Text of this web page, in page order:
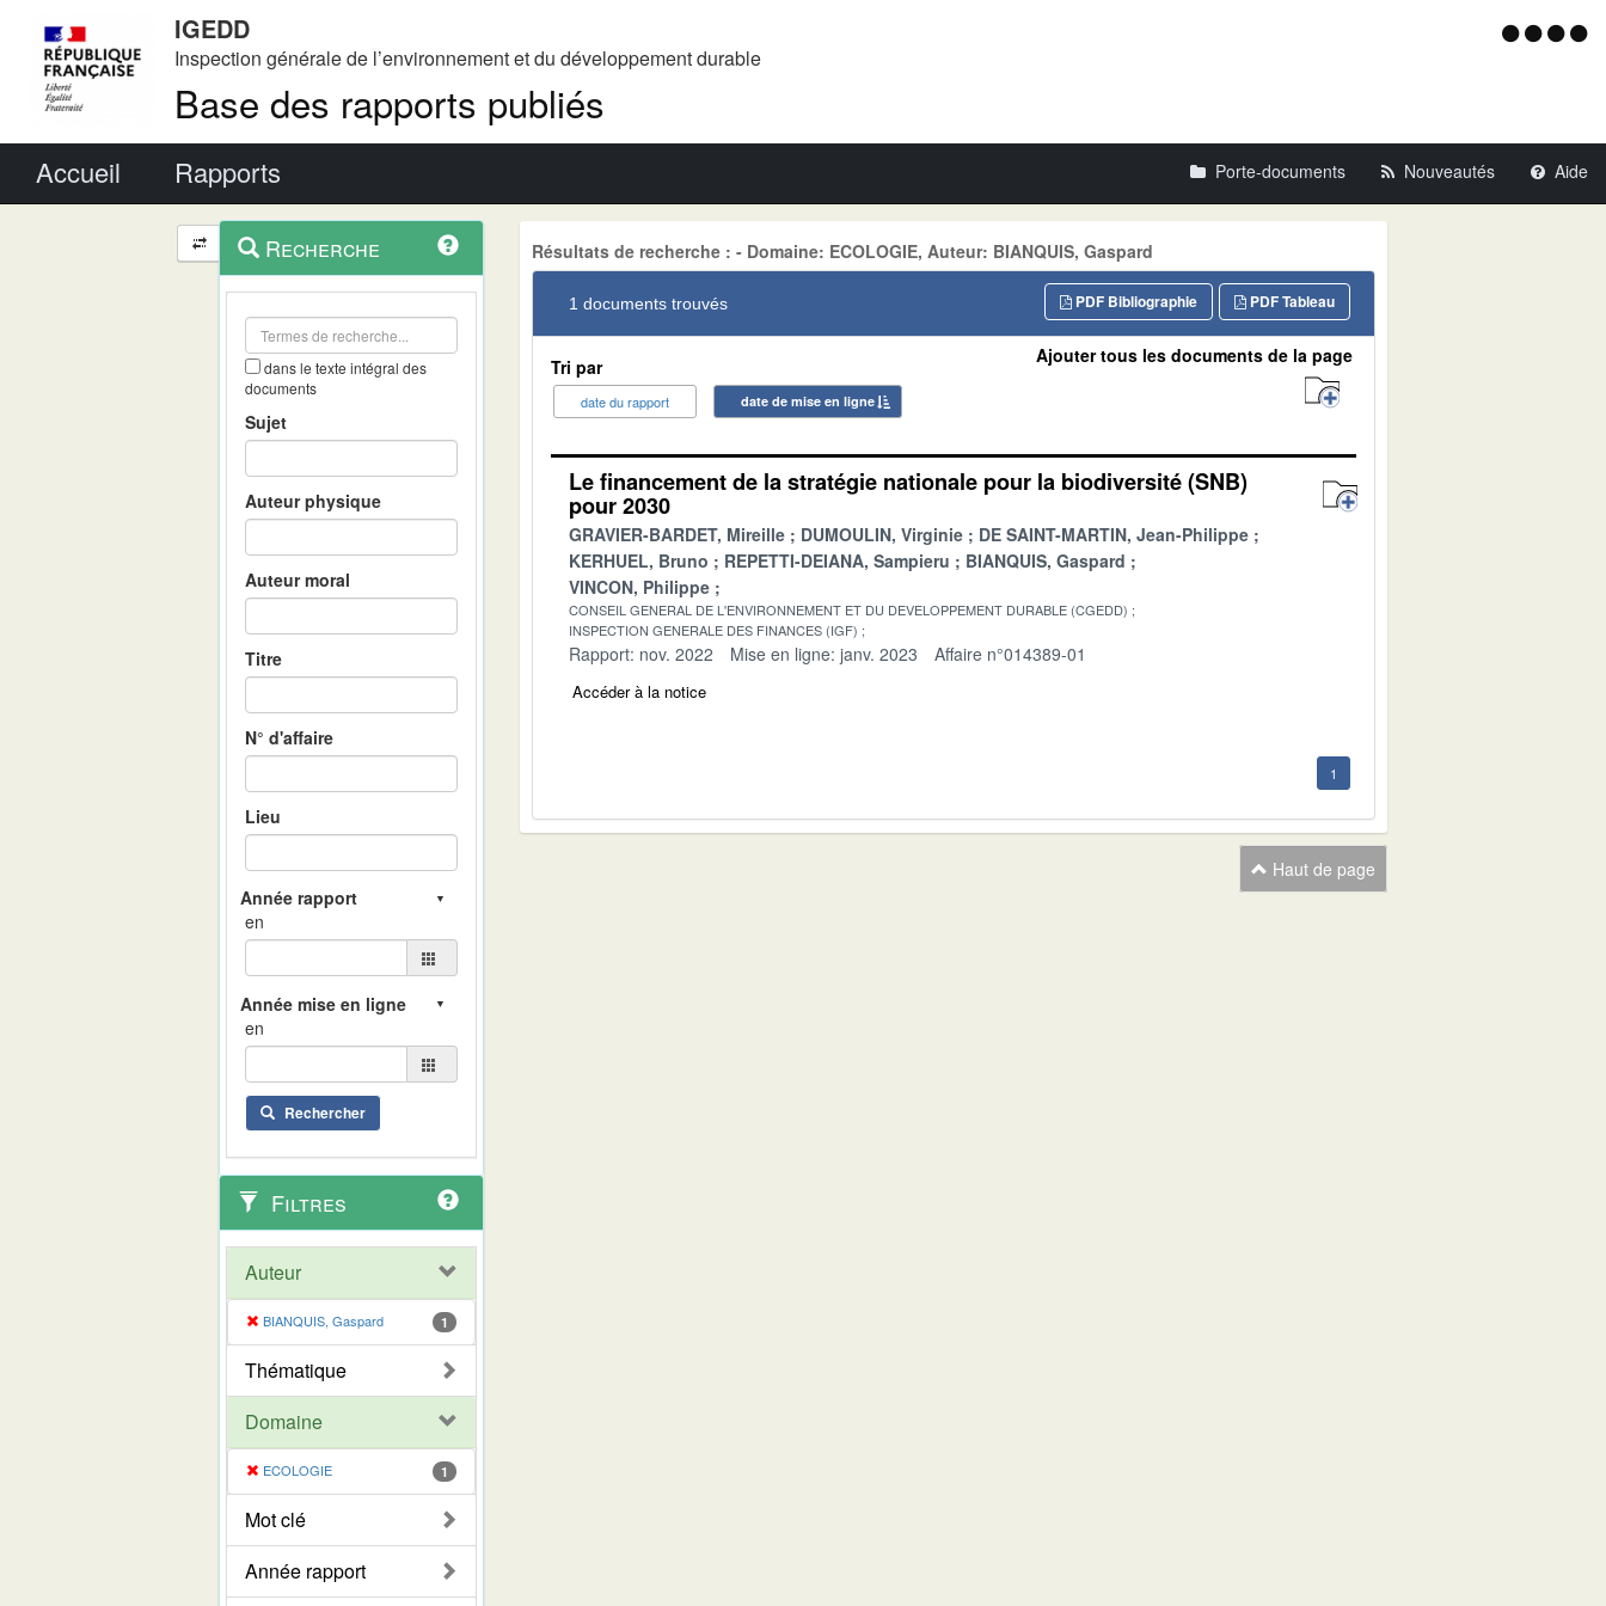
IGEDD
Inspection générale de l’environnement et du développement durable
Base des rapports publiés
Menu
Accueil Rapports Porte-documents Nouveautés Aide
Navigation
et
outils
contextuel
Recherche
dans le texte intégral des
documents
Sujet
Auteur physique
Auteur moral
Titre
N° d'affaire
Lieu
en
en
Rechercher
Filtres
Auteur
BIANQUIS, Gaspard 1
Thématique
Domaine
ECOLOGIE 1
Mot clé
Année rapport
Résultats de recherche : - Domaine: ECOLOGIE, Auteur: BIANQUIS, Gaspard
1 documents trouvés PDF Tableau
PDF Bibliographie
Tri par
date du rapport date de mise en ligne
Ajouter tous les documents de la page
Le financement de la stratégie nationale pour la biodiversité (SNB)
pour 2030
GRAVIER-BARDET, Mireille DUMOULIN, Virginie
DE SAINT-MARTIN, Jean-Philippe
KERHUEL, Bruno
REPETTI-DEIANA, Sampieru
BIANQUIS, Gaspard
VINCON, Philippe
CONSEIL GENERAL DE L'ENVIRONNEMENT ET DU DEVELOPPEMENT DURABLE (CGEDD)
INSPECTION GENERALE DES FINANCES (IGF)
Rapport: nov. 2022 Mise en ligne: janv. 2023 Affaire n°014389-01
Accéder à la notice
1
Haut de page